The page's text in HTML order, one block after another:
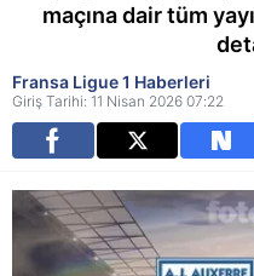
maçına dair tüm
Fransa Ligue 1 Haberleri
Giriş Tarihi: 11 Nisan 2026 07:22